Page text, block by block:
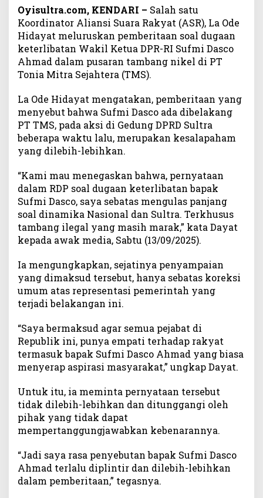
t
a
n
S
u
f
m
D
a
s
c
d
i
P
T
T
M
S
,
e
r
i
k
u
K
l
a
r
f
i
k
a
i
A
S
R
Oyisultra.com, KENDARI – Salah satu
Koordinator Aliansi Suara Rakyat (ASR), La Ode
Hidayat meluruskan pemberitaan soal dugaan
keterlibatan Wakil Ketua DPR-RI Sufmi Dasco
Ahmad dalam pusaran tambang nikel di PT
Tonia Mitra Sejahtera (TMS).
La Ode Hidayat mengatakan, pemberitaan yang
menyebut bahwa Sufmi Dasco ada dibelakang
PT TMS, pada aksi di Gedung DPRD Sultra
beberapa waktu lalu, merupakan kesalapaham
yang dilebih-lebihkan.
“Kami mau menegaskan bahwa, pernyataan
dalam RDP soal dugaan keterlibatan bapak
Sufmi Dasco, saya sebatas mengulas panjang
soal dinamika Nasional dan Sultra. Terkhusus
tambang ilegal yang masih marak,” kata Dayat
kepada awak media, Sabtu (13/09/2025).
Ia mengungkapkan, sejatinya penyampaian
yang dimaksud tersebut, hanya sebatas koreksi
umum atas representasi pemerintah yang
terjadi belakangan ini.
“Saya bermaksud agar semua pejabat di
Republik ini, punya empati terhadap rakyat
termasuk bapak Sufmi Dasco Ahmad yang biasa
menyerap aspirasi masyarakat,” ungkap Dayat.
Untuk itu, ia meminta pernyataan tersebut
tidak dilebih-lebihkan dan ditunggangi oleh
pihak yang tidak dapat
mempertanggungjawabkan kebenarannya.
“Jadi saya rasa penyebutan bapak Sufmi Dasco
Ahmad terlalu diplintir dan dilebih-lebihkan
dalam pemberitaan,” tegasnya.